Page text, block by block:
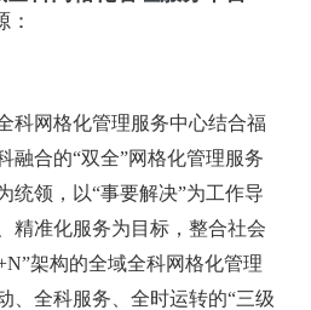
：
网格化管理服务中心结合福
融合的“双全”网格化管理服务
统领，以“事要解决”为工作导
精准化服务为目标，整合社会
架构的全域全科网格化管理
、全科服务、全时运转的“三级